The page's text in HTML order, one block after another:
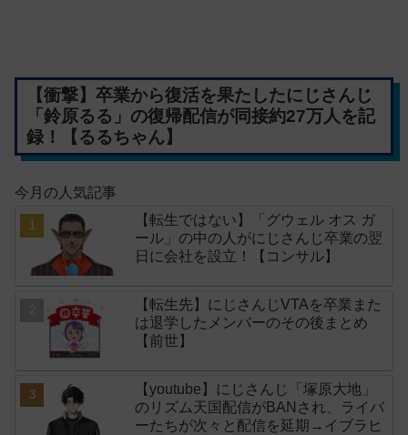
【衝撃】卒業から復活を果たしたにじさんじ
「鈴原るる」の復帰配信が同接約27万人を記
録！【るるちゃん】
今月の人気記事
【転生ではない】「グウェル オス ガ
ール」の中の人がにじさんじ卒業の翌
日に会社を設立！【コンサル】
【転生先】にじさんじVTAを卒業また
は退学したメンバーのその後まとめ
【前世】
【youtube】にじさんじ「塚原大地」
のリズム天国配信がBANされ、ライバ
ーたちが次々と配信を延期→イブラヒ